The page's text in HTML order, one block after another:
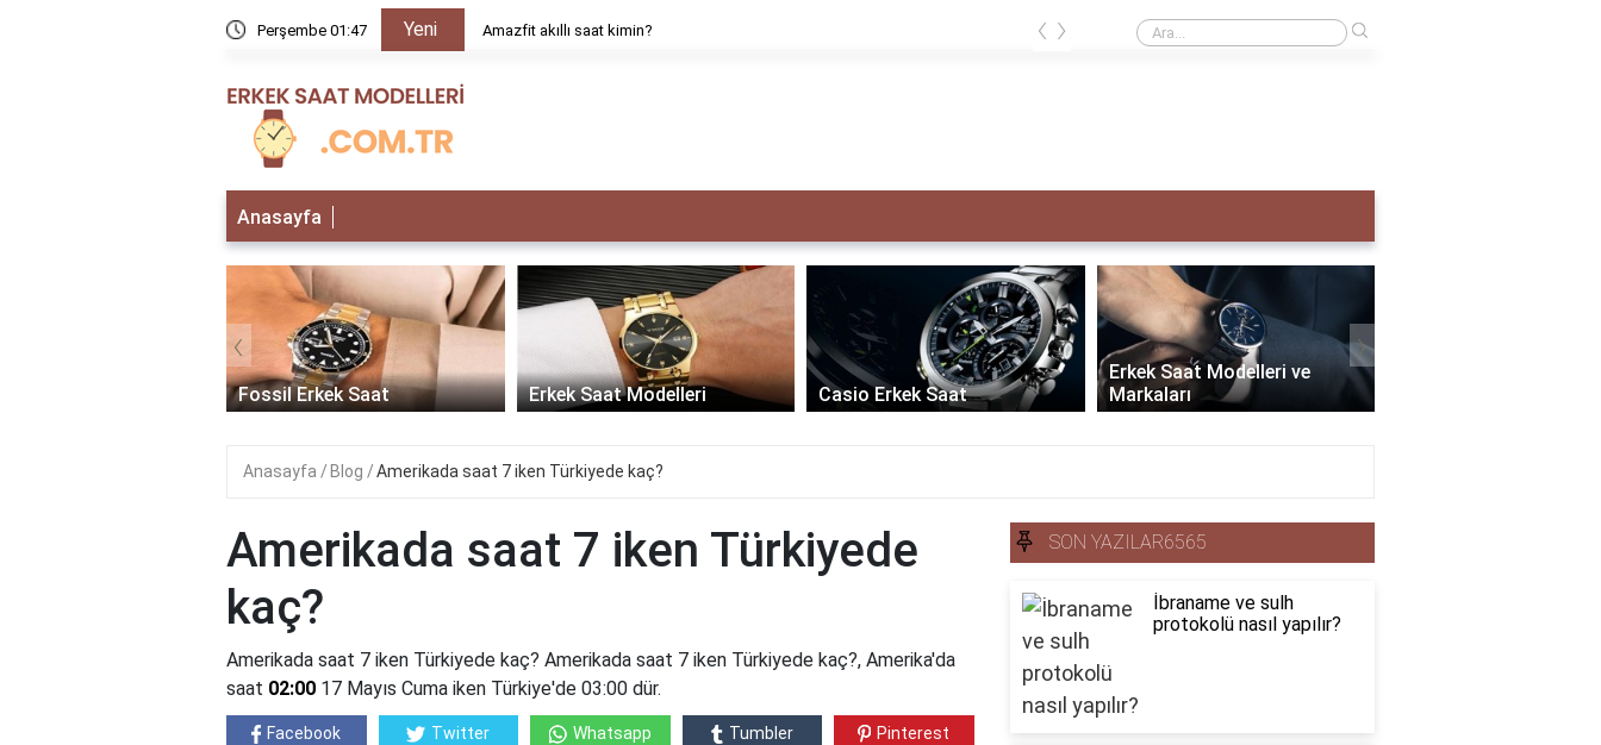
Perşembe 01:47 Yeni Amazfit akıllı saat kimin? Creative taş ne demek?
‹ ›
Anasayfa
Fossil Erkek Saat Erkek Saat Modelleri Casio Erkek Saat
Erkek Saat Modelleri ve
Markaları
‹ ›
Anasayfa Blog Amerikada saat 7 iken Türkiyede kaç?
Amerikada saat 7 iken Türkiyede
kaç?
Amerikada saat 7 iken Türkiyede kaç? Amerikada saat 7 iken Türkiyede kaç?, Amerika'da
saat 02:00 17 Mayıs Cuma iken Türkiye'de 03:00 dür.
Facebook Twitter Whatsapp Tumbler Pinterest
SON YAZILAR6565
İbraname ve sulh
protokolü nasıl yapılır?